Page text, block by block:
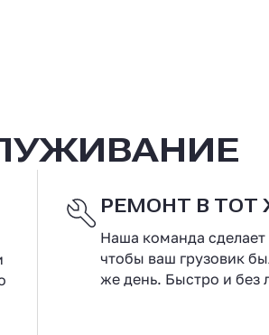
РЕМОНТ В ТОТ
Наша команда
чтобы ваш грузовик
же день. Быстро и без